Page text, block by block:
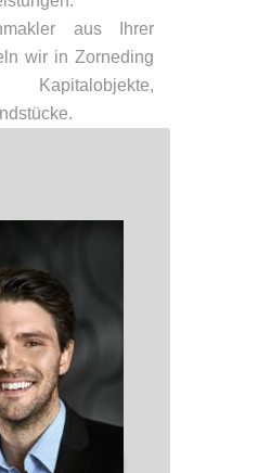
aus Ihrer
wir in Zorneding
Kapitalobjekte,